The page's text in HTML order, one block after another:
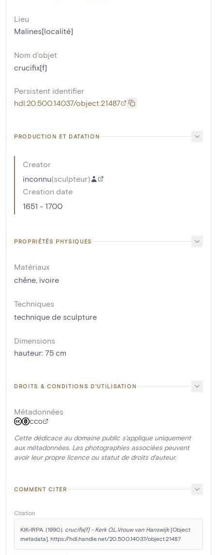
Lieu
Malines[localité]
Nom d'objet
crucifix[f]
Persistent identifier
hdl:20.500.14037/object.21487
PRODUCTION ET DATATION
Creator
inconnu(sculpteur)
Creation date
1651 - 1700
PROPRIÉTÉS PHYSIQUES
Matériaux
chêne ivoire
Techniques
technique de sculpture
Dimensions
hauteur: 75 cm
DROITS & CONDITIONS D'UTILISATION
Métadonnées
CC0
Cette dédicace au domaine public s'applique uniquement
aux métadonnées. Les photographies associées peuvent
avoir leur propre licence ou statut de droits d'auteur.
COMMENT CITER
Citation
KIK-IRPA. (1990). crucifix[f] - Kerk O.L.Vrouw van Hanswijk [Object
metadata]. https://hdl.handle.net/20.500.14037/object.21487